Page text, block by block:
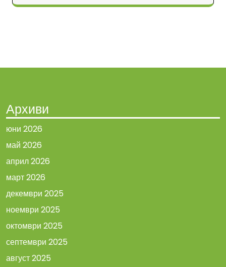
Архиви
юни 2026
май 2026
април 2026
март 2026
декември 2025
ноември 2025
октомври 2025
септември 2025
август 2025